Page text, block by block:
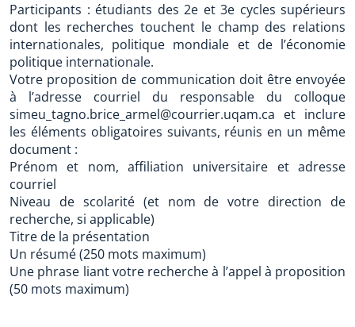
Participants : étudiants des 2e et 3e cycles supérieurs
dont les recherches touchent le champ des relations
internationales, politique mondiale et de l’économie
politique internationale.
Votre proposition de communication doit être envoyée
à l’adresse courriel du responsable du colloque
simeu_tagno.brice_armel@courrier.uqam.ca et inclure
les éléments obligatoires suivants, réunis en un même
document :
Prénom et nom, affiliation universitaire et adresse
courriel
Niveau de scolarité (et nom de votre direction de
recherche, si applicable)
Titre de la présentation
Un résumé (250 mots maximum)
Une phrase liant votre recherche à l’appel à proposition
(50 mots maximum)